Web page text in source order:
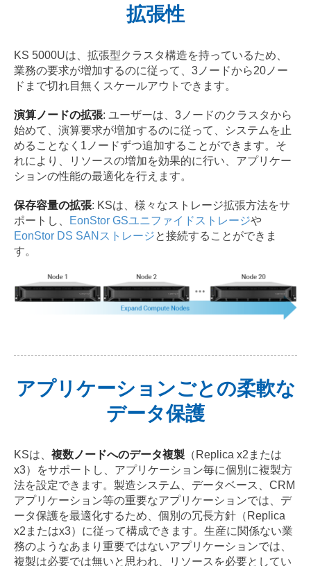
拡張性
KS 5000Uは、拡張型クラスタ構造を持っているため、
業務の要求が増加するのに従って、3ノードから20ノー
ドまで切れ目無くスケールアウトできます。
演算ノードの拡張: ユーザーは、3ノードのクラスタから
始めて、演算要求が増加するのに従って、システムを止
めることなく1ノードずつ追加することができます。そ
れにより、リソースの増加を効果的に行い、アプリケー
ションの性能の最適化を行えます。
保存容量の拡張: KSは、様々なストレージ拡張方法をサ
ポートし、
EonStor GSユニファイドストレージや
EonStor DS SANストレージと接続することができま
す。
アプリケーションごとの柔軟な
データ保護
KSは、 複数ノードへのデータ複製 （Replica x2または
x3）をサポートし、アプリケーション毎に個別に複製方
法を設定できます。製造システム、データベース、CRM
アプリケーション等の重要なアプリケーションでは、デ
ータ保護を最適化するため、個別の冗長方針（Replica
x2またはx3）に従って構成できます。生産に関係ない業
務のようなあまり重要ではないアプリケーションでは、
複製は必要では無いと思われ、リソースを必要としてい